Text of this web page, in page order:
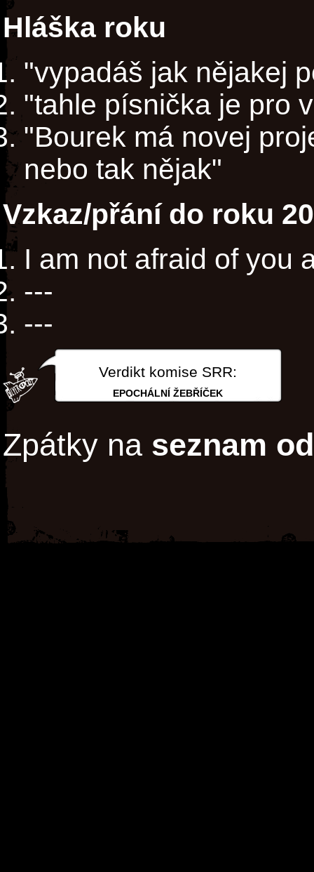
Hláška roku
"vypadáš jak nějakej
"tahle písnička je pro
"Bourek má novej
nebo tak nějak"
Vzkaz/přání do roku
I am not afraid of you
---
---
Verdikt komise SRR:
EPOCHÁLNÍ ŽEBŘÍČEK
Zpátky na seznam